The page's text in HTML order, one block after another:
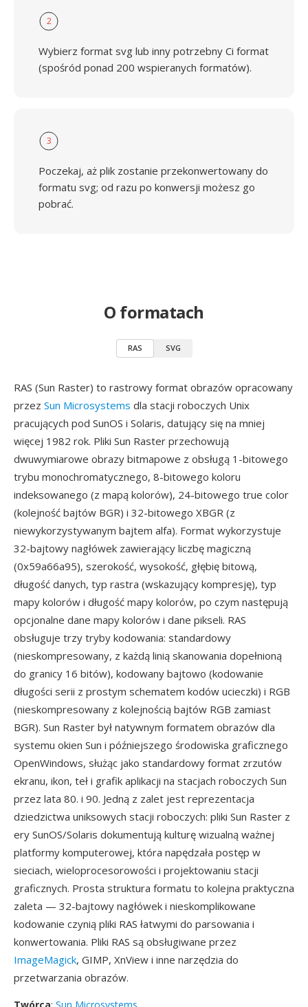
2
Wybierz format svg lub inny potrzebny Ci format
(spośród ponad 200 wspieranych formatów).
3
Poczekaj, aż plik zostanie przekonwertowany do
formatu svg; od razu po konwersji możesz go
pobrać.
O formatach
RAS SVG
RAS (Sun Raster) to rastrowy format obrazów opracowany
przez Sun Microsystems dla stacji roboczych Unix
pracujących pod SunOS i Solaris, datujący się na mniej
więcej 1982 rok. Pliki Sun Raster przechowują
dwuwymiarowe obrazy bitmapowe z obsługą 1-bitowego
trybu monochromatycznego, 8-bitowego koloru
indeksowanego (z mapą kolorów), 24-bitowego true color
(kolejność bajtów BGR) i 32-bitowego XBGR (z
niewykorzystywanym bajtem alfa). Format wykorzystuje
32-bajtowy nagłówek zawierający liczbę magiczną
(0x59a66a95), szerokość, wysokość, głębię bitową,
długość danych, typ rastra (wskazujący kompresję), typ
mapy kolorów i długość mapy kolorów, po czym następują
opcjonalne dane mapy kolorów i dane pikseli. RAS
obsługuje trzy tryby kodowania: standardowy
(nieskompresowany, z każdą linią skanowania dopełnioną
do granicy 16 bitów), kodowany bajtowo (kodowanie
długości serii z prostym schematem kodów ucieczki) i RGB
(nieskompresowany z kolejnością bajtów RGB zamiast
BGR). Sun Raster był natywnym formatem obrazów dla
systemu okien Sun i późniejszego środowiska graficznego
OpenWindows, służąc jako standardowy format zrzutów
ekranu, ikon, teł i grafik aplikacji na stacjach roboczych Sun
przez lata 80. i 90. Jedną z zalet jest reprezentacja
dziedzictwa uniksowych stacji roboczych: pliki Sun Raster z
ery SunOS/Solaris dokumentują kulturę wizualną ważnej
platformy komputerowej, która napędzała postęp w
sieciach, wieloprocesorowości i projektowaniu stacji
graficznych. Prosta struktura formatu to kolejna praktyczna
zaleta — 32-bajtowy nagłówek i nieskomplikowane
kodowanie czynią pliki RAS łatwymi do parsowania i
konwertowania. Pliki RAS są obsługiwane przez
ImageMagick, GIMP, XnView i inne narzędzia do
przetwarzania obrazów.